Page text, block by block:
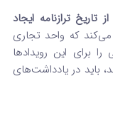
ترازنامه ایجاد
می‌کند که واحد تجاری
برای این رویدادها
باید در یادداشت‌های